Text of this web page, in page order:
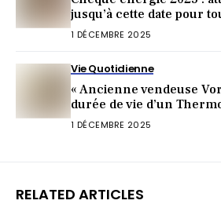
jusqu’à cette date pour
1 DÉCEMBRE 2025
Vie Quotidienne
« Ancienne vendeuse
durée de vie d’un
1 DÉCEMBRE 2025
RELATED ARTICLES